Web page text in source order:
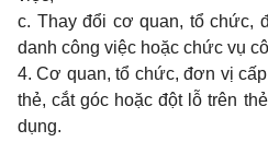
c. Thay đổi cơ quan, tổ chức,
danh công việc hoặc chức vụ
4. Cơ quan, tổ chức, đơn vị
thẻ, cắt góc hoặc đột lỗ trên
dụng.